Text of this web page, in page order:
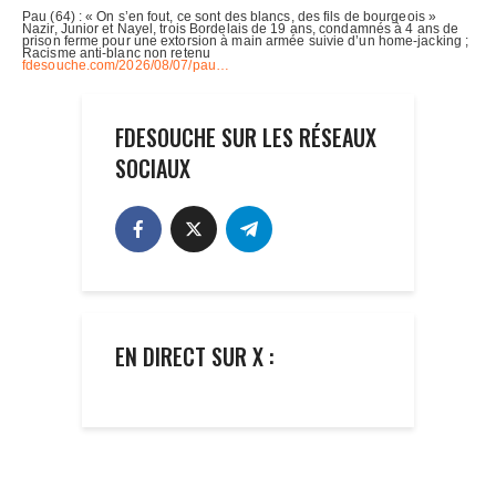
FDESOUCHE SUR LES RÉSEAUX
SOCIAUX
EN DIRECT SUR X :